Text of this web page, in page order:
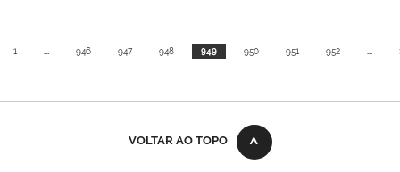
1 ... 946 947 948 949 950 951 952 ...
VOLTAR AO TOPO